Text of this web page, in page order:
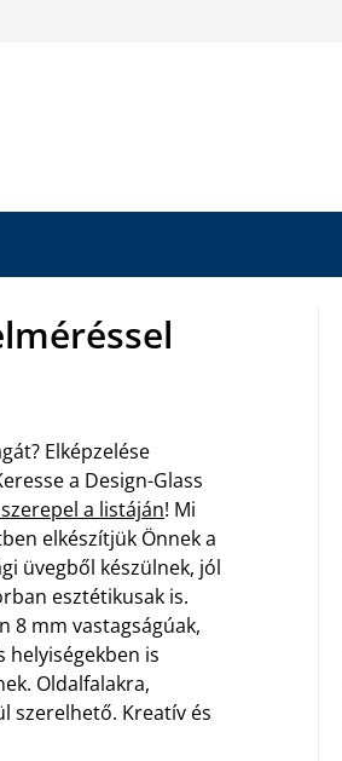
Elképzelése
a Design-Glass
a listáján! Mi
elkészítjük Önnek a
üvegből készülnek, jól
esztétikusak is.
8 mm vastagságúak,
helyiségekben is
Oldalfalakra,
szerelhető. Kreatív és